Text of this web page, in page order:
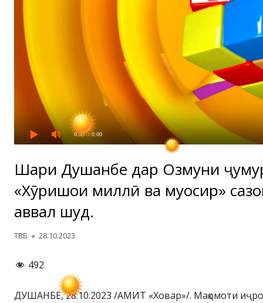
0:00 / 0:00
Шаҳри Душанбе дар Озмуни
«Хӯришҳои миллӣ ва муосир»
аввал шуд.
Автор
ТВБ Опубликовано
28.10.2023
492
ДУШАНБЕ, 28.10.2023 /АМИТ «Ховар»/. Мақомоти